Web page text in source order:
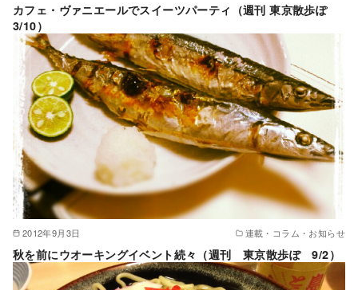
カフェ・ヴァニエールでスイーツパーティ（週刊 東京散歩ぽ
3/10）
2012年9月3日 連載・コラム・お知らせ
秋を前にウオーキングイベント続々（週刊 東京散歩ぽ 9/2）